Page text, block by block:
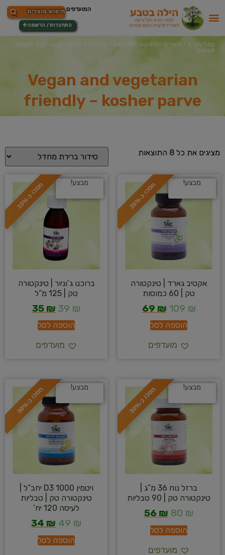
התחברות / הרשמה
עמוד הבית
/ מוצרים המתויגים “Vegan and vegetarian friendly – kosher
parve”
Vegan and vegetarian
friendly – kosher parve
מציגים את כל ⁦8⁩ התוצאות
ח
ס
כ
ו
כ
-
3
6
% מבצע!
אקטיב גארד | טינקטורה
טק | 60 כמוסות
109 ₪
69 ₪
הוספה לסל
מועדפים
ח
ס
כ
ו
כ
-
1
0
% מבצע!
ברוכנו ג’וניור | טינקטורה
טק | 125 מ”ל
39 ₪
35 ₪
הוספה לסל
מועדפים
ח
ס
כ
ו
כ
-
3
0
% מבצע!
ברזל נוח 36 מ”ג |
טינקטורה טק | 90 טבליות
80 ₪
56 ₪
הוספה לסל
מועדפים
ח
ס
כ
ו
כ
-
3
0
% מבצע!
ויטמין D3 1000 יחב”ל |
טינקטורה טק | טבליות
לעיסה 120 יח’
49 ₪
34 ₪
הוספה לסל